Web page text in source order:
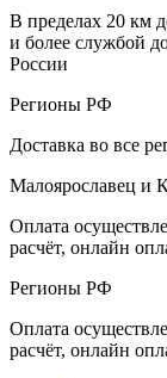
В пределах 20 км
и более службой
России
Регионы РФ
Доставка во все
Малоярославец и
Оплата
расчёт, онлайн
Регионы РФ
Оплата
расчёт, онлайн